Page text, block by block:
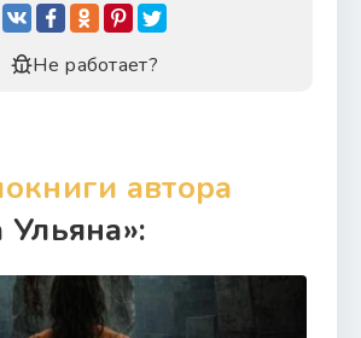
Не работает?
автора